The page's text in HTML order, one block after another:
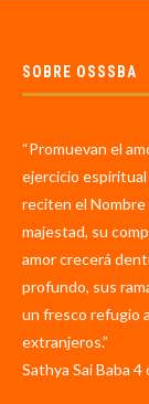
SOBRE OSSSBA
“Promuevan el
ejercicio
reciten el Nombre
majestad, su
amor crecerá
profundo, sus
un fresco refugio
extranjeros.”
Sathya Sai Baba